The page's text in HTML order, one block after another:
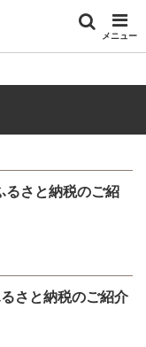
メニュー
るさと納税のご紹
さと納税のご紹介